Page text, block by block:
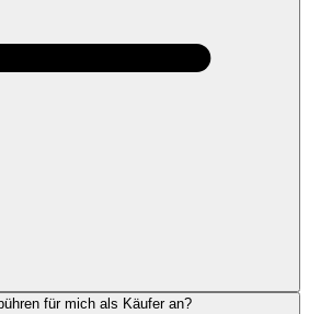
für mich als Käufer an?